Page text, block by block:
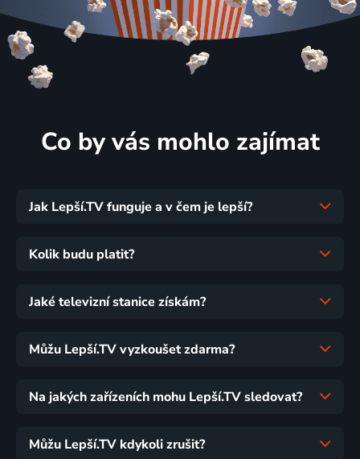
Co by vás mohlo zajímat
Jak Lepší.TV funguje a v čem je lepší?
Kolik budu platit?
Jaké televizní stanice získám?
Můžu Lepší.TV vyzkoušet zdarma?
Na jakých zařízeních mohu Lepší.TV sledovat?
Můžu Lepší.TV kdykoli zrušit?